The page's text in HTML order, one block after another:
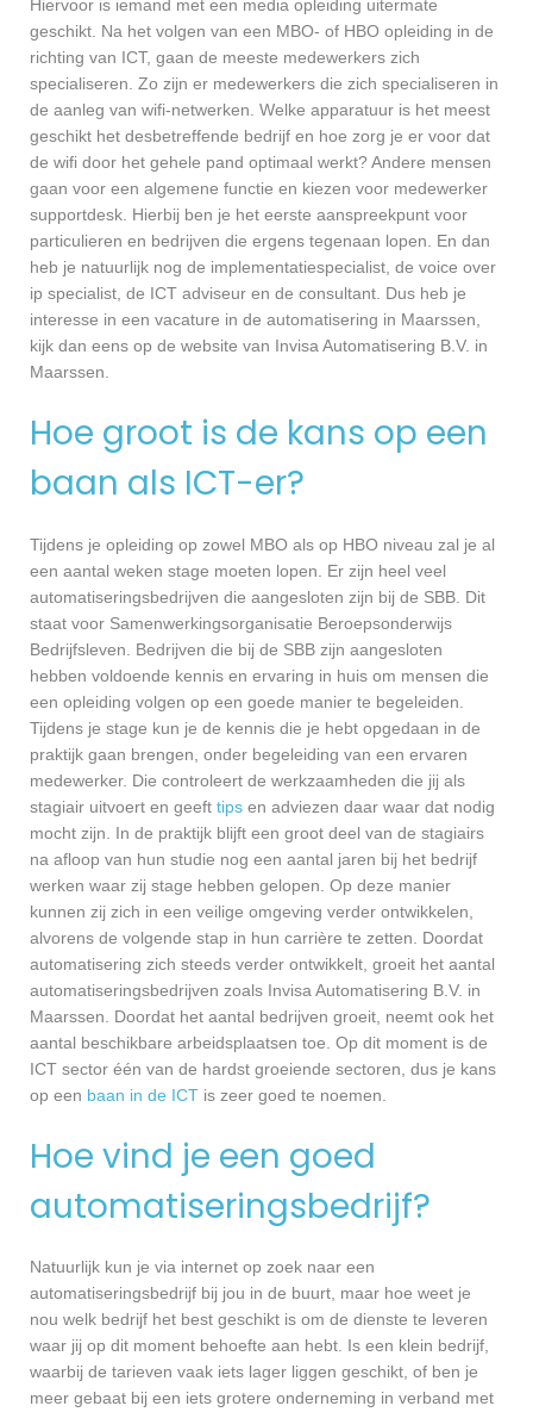
Hiervoor is iemand met een media opleiding uitermate
geschikt. Na het volgen van een MBO- of HBO opleiding in de
richting van ICT, gaan de meeste medewerkers zich
specialiseren. Zo zijn er medewerkers die zich specialiseren in
de aanleg van wifi-netwerken. Welke apparatuur is het meest
geschikt het desbetreffende bedrijf en hoe zorg je er voor dat
de wifi door het gehele pand optimaal werkt? Andere mensen
gaan voor een algemene functie en kiezen voor medewerker
supportdesk. Hierbij ben je het eerste aanspreekpunt voor
particulieren en bedrijven die ergens tegenaan lopen. En dan
heb je natuurlijk nog de implementatiespecialist, de voice over
ip specialist, de ICT adviseur en de consultant. Dus heb je
interesse in een vacature in de automatisering in Maarssen,
kijk dan eens op de website van Invisa Automatisering B.V. in
Maarssen.
Hoe groot is de kans op een
baan als ICT-er?
Tijdens je opleiding op zowel MBO als op HBO niveau zal je al
een aantal weken stage moeten lopen. Er zijn heel veel
automatiseringsbedrijven die aangesloten zijn bij de SBB. Dit
staat voor Samenwerkingsorganisatie Beroepsonderwijs
Bedrijfsleven. Bedrijven die bij de SBB zijn aangesloten
hebben voldoende kennis en ervaring in huis om mensen die
een opleiding volgen op een goede manier te begeleiden.
Tijdens je stage kun je de kennis die je hebt opgedaan in de
praktijk gaan brengen, onder begeleiding van een ervaren
medewerker. Die controleert de werkzaamheden die jij als
stagiair uitvoert en geeft tips en adviezen daar waar dat nodig
mocht zijn. In de praktijk blijft een groot deel van de stagiairs
na afloop van hun studie nog een aantal jaren bij het bedrijf
werken waar zij stage hebben gelopen. Op deze manier
kunnen zij zich in een veilige omgeving verder ontwikkelen,
alvorens de volgende stap in hun carrière te zetten. Doordat
automatisering zich steeds verder ontwikkelt, groeit het aantal
automatiseringsbedrijven zoals Invisa Automatisering B.V. in
Maarssen. Doordat het aantal bedrijven groeit, neemt ook het
aantal beschikbare arbeidsplaatsen toe. Op dit moment is de
ICT sector één van de hardst groeiende sectoren, dus je kans
op een baan in de ICT is zeer goed te noemen.
Hoe vind je een goed
automatiseringsbedrijf?
Natuurlijk kun je via internet op zoek naar een
automatiseringsbedrijf bij jou in de buurt, maar hoe weet je
nou welk bedrijf het best geschikt is om de dienste te leveren
waar jij op dit moment behoefte aan hebt. Is een klein bedrijf,
waarbij de tarieven vaak iets lager liggen geschikt, of ben je
meer gebaat bij een iets grotere onderneming in verband met